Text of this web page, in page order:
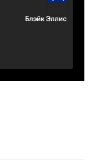
Блэйк Эллис